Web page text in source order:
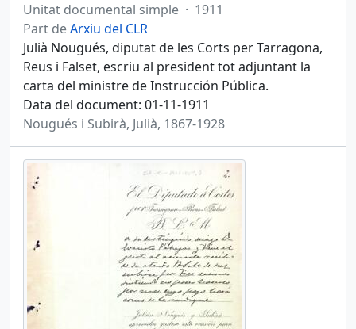
Unitat documental simple · 1911
Part deArxiu del CLR
Julià Nougués, diputat de les Corts per Tarragona,
Reus i Falset, escriu al president tot adjuntant la
carta del ministre de Instrucción Pública.
Data del document: 01-11-1911
Nougués i Subirà, Julià, 1867-1928